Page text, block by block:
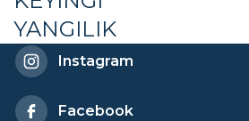
bilan uchrashuv
YANGILIK
Instagram
Facebook